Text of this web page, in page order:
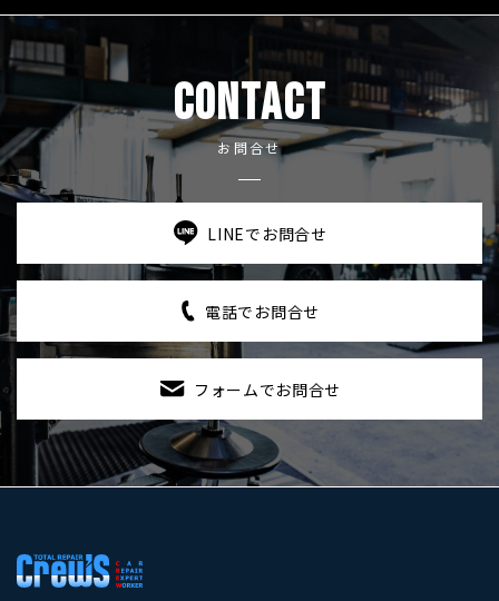
CONTACT
お問合せ
LINEでお問合せ
電話でお問合せ
フォームでお問合せ